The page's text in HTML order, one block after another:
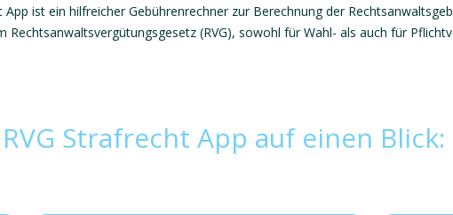
App ist ein hilfreicher Gebührenrechner zur Berechnung der
Rechtsanwaltsvergütungsgesetz (RVG), sowohl für Wahl- als auch für
Strafrecht App auf einen Blick: